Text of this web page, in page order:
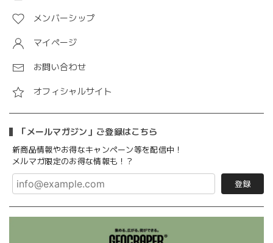
メンバーシップ
マイページ
お問い合わせ
オフィシャルサイト
「メールマガジン」ご登録はこちら
新商品情報やお得なキャンペーン等を配信中！
メルマガ限定のお得な情報も！？
登録